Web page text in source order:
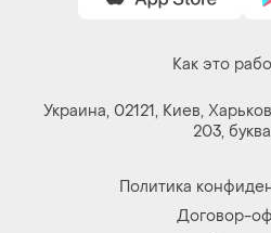
Как это
Украина, 02121, Киев,
203,
Политика
Договор-